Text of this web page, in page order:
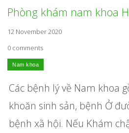
Phòng khám nam khoa
12 November 2020
0 comments
Các bệnh lý về Nam khoa
khoăn sinh sản, bệnh Ở
bệnh xã hội. Nếu Khám